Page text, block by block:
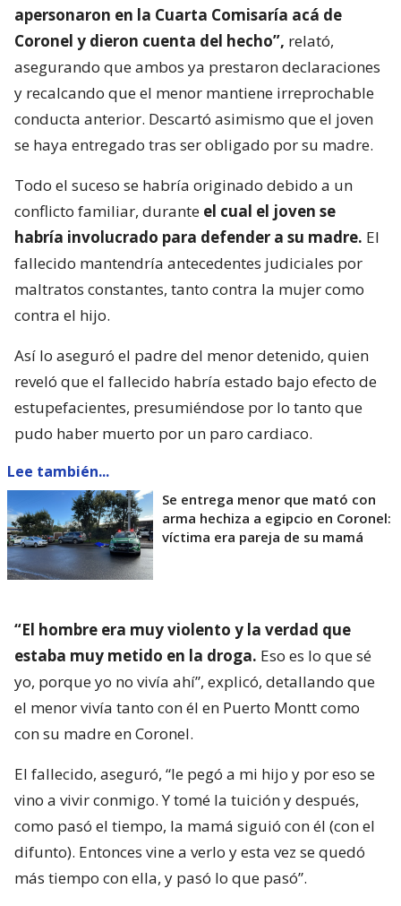
apersonaron en la Cuarta Comisaría acá de
Coronel y dieron cuenta del hecho”, relató,
asegurando que ambos ya prestaron declaraciones
y recalcando que el menor mantiene irreprochable
conducta anterior. Descartó asimismo que el joven
se haya entregado tras ser obligado por su madre.
Todo el suceso se habría originado debido a un
conflicto familiar, durante el cual el joven se
habría involucrado para defender a su madre. El
fallecido mantendría antecedentes judiciales por
maltratos constantes, tanto contra la mujer como
contra el hijo.
Así lo aseguró el padre del menor detenido, quien
reveló que el fallecido habría estado bajo efecto de
estupefacientes, presumiéndose por lo tanto que
pudo haber muerto por un paro cardiaco.
Lee también...
Se entrega menor que mató con
arma hechiza a egipcio en Coronel:
víctima era pareja de su mamá
“El hombre era muy violento y la verdad que
estaba muy metido en la droga. Eso es lo que sé
yo, porque yo no vivía ahí”, explicó, detallando que
el menor vivía tanto con él en Puerto Montt como
con su madre en Coronel.
El fallecido, aseguró, “le pegó a mi hijo y por eso se
vino a vivir conmigo. Y tomé la tuición y después,
como pasó el tiempo, la mamá siguió con él (con el
difunto). Entonces vine a verlo y esta vez se quedó
más tiempo con ella, y pasó lo que pasó”.